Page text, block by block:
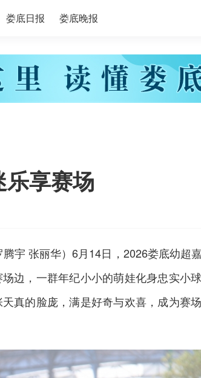
娄底日报 娄底晚报
享赛场
宇 张丽华）6月14日，2026娄底幼超
边，一群年纪小小的萌娃化身忠实小
真的脸庞，满是好奇与欢喜，成为赛